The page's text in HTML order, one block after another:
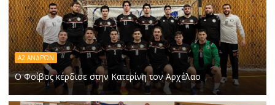
Α2 ΑΝΔΡΏΝ
Ο Φοίβος κέρδισε στην Κατερίνη τον Αρχέλαο